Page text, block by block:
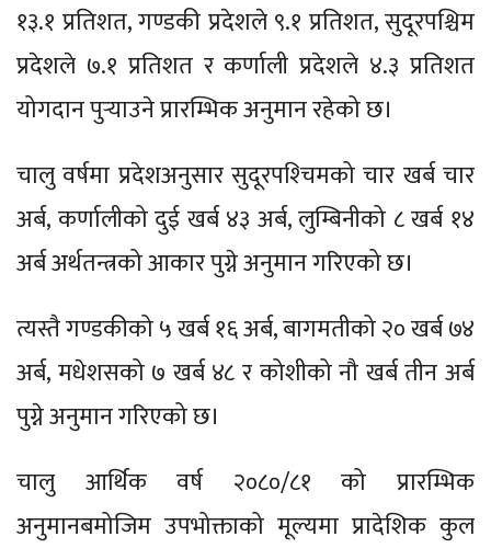
१३.१ प्रतिशत, गण्डकी प्रदेशले ९.१ प्रतिशत, सुदूरपश्चिम
प्रदेशले ७.१ प्रतिशत र कर्णाली प्रदेशले ४.३ प्रतिशत
योगदान पुर्‍याउने प्रारम्भिक अनुमान रहेको छ।
चालु वर्षमा प्रदेशअनुसार सुदूरपश्‍चिमको चार खर्ब चार
अर्ब, कर्णालीको दुई खर्ब ४३ अर्ब, लुम्बिनीको ८ खर्ब १४
अर्ब अर्थतन्त्रको आकार पुग्ने अनुमान गरिएको छ।
त्यस्तै गण्डकीको ५ खर्ब १६ अर्ब, बागमतीको २० खर्ब ७४
अर्ब, मधेशसको ७ खर्ब ४८ र कोशीको नौ खर्ब तीन अर्ब
पुग्ने अनुमान गरिएको छ।
चालु आर्थिक वर्ष २०८०/८१ को प्रारम्भिक
अनुमानबमोजिम उपभोक्ताको मूल्यमा प्रादेशिक कुल